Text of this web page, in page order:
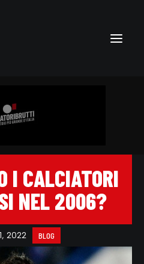
I CALCIATORI
NEL 2006?
2022 BLOG